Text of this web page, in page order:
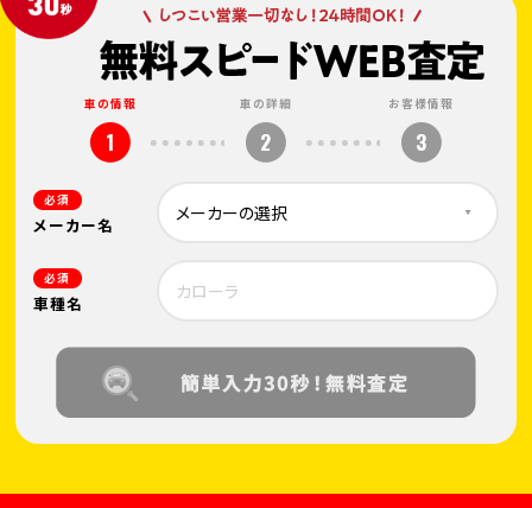
車の情報
1
車の詳細
2
お客様情報
3
必須
メーカー名
必須
車種名